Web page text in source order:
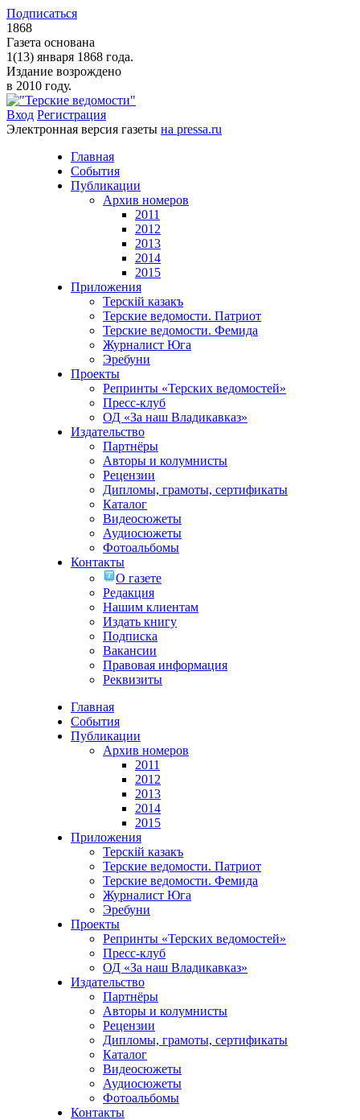
Подписаться
1868
Газета основана
1(13) января 1868 года.
Издание возрождено
в 2010 году.
Вход Регистрация
Электронная версия газеты на pressa.ru
Главная
События
Публикации
Архив номеров
2011
2012
2013
2014
2015
Приложения
Терскiй казакъ
Терские ведомости. Патриот
Терские ведомости. Фемида
Журналист Юга
Эребуни
Проекты
Репринты «Терских ведомостей»
Пресс-клуб
ОД «За наш Владикавказ»
Издательство
Партнёры
Авторы и колумнисты
Рецензии
Дипломы, грамоты, сертификаты
Каталог
Видеосюжеты
Аудиосюжеты
Фотоальбомы
Контакты
О газете
Редакция
Нашим клиентам
Издать книгу
Подписка
Вакансии
Правовая информация
Реквизиты
Главная
События
Публикации
Архив номеров
2011
2012
2013
2014
2015
Приложения
Терскiй казакъ
Терские ведомости. Патриот
Терские ведомости. Фемида
Журналист Юга
Эребуни
Проекты
Репринты «Терских ведомостей»
Пресс-клуб
ОД «За наш Владикавказ»
Издательство
Партнёры
Авторы и колумнисты
Рецензии
Дипломы, грамоты, сертификаты
Каталог
Видеосюжеты
Аудиосюжеты
Фотоальбомы
Контакты